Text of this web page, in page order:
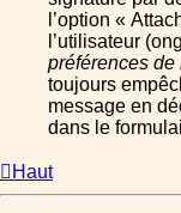
l’option «
l’utilisateur
préférences de
toujours
message en
dans le
Haut